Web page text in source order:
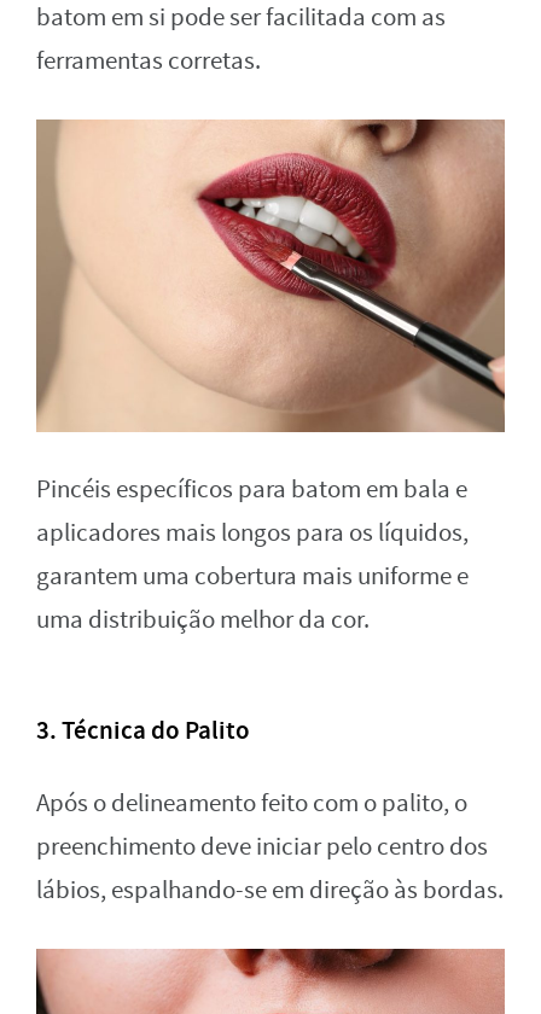
batom em si pode ser facilitada com as
ferramentas corretas.
Pincéis específicos para batom em bala e
aplicadores mais longos para os líquidos,
garantem uma cobertura mais uniforme e
uma distribuição melhor da cor.
3. Técnica do Palito
Após o delineamento feito com o palito, o
preenchimento deve iniciar pelo centro dos
lábios, espalhando-se em direção às bordas.